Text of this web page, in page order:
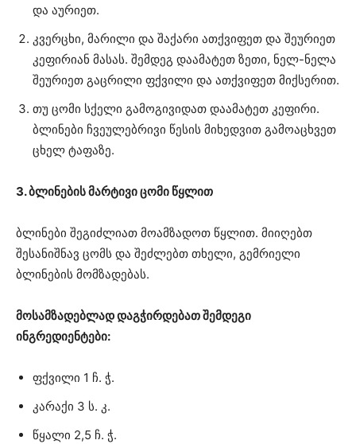
და აურიეთ.
კვერცხი, მარილი და შაქარი ათქვიფეთ და შეურიეთ
კეფირიან მასას. შემდეგ დაამატეთ ზეთი, ნელ-ნელა
შეურიეთ გაცრილი ფქვილი და ათქვიფეთ მიქსერით.
თუ ცომი სქელი გამოგივიდათ დაამატეთ კეფირი.
ბლინები ჩვეულებრივი წესის მიხედვით გამოაცხვეთ
ცხელ ტაფაზე.
3. ბლინების მარტივი ცომი წყლით
ბლინები შეგიძლიათ მოამზადოთ წყლით. მიიღებთ
შესანიშნავ ცომს და შეძლებთ თხელი, გემრიელი
ბლინების მომზადებას.
მოსამზადებლად დაგჭირდებათ შემდეგი
ინგრედიენტები:
ფქვილი 1 ჩ. ჭ.
კარაქი 3 ს. კ.
წყალი 2,5 ჩ. ჭ.